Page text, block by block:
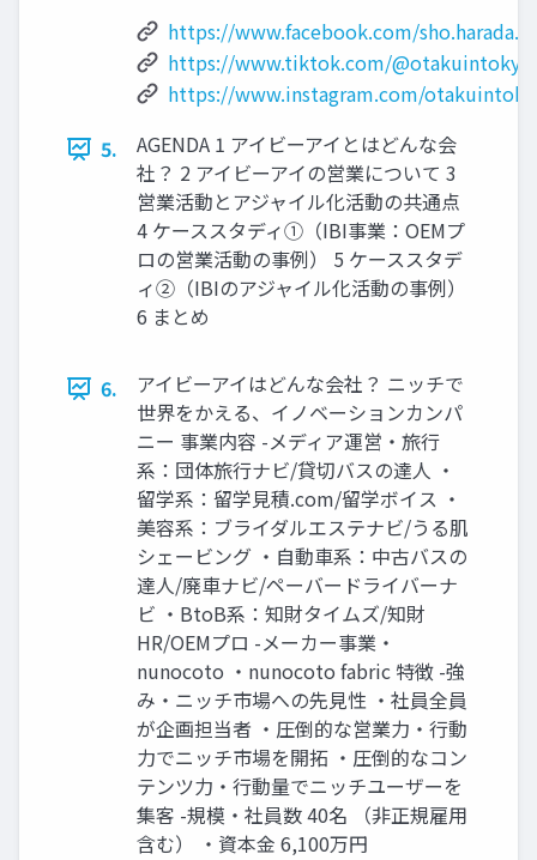
https://www.facebook.com/
https://www.tiktok.com/@otakuintokyo
https://www.instagram.com/
5.
AGENDA 1 アイビーアイとはどんな会
社？ 2 アイビーアイの営業について 3
営業活動とアジャイル化活動の共通点
4 ケーススタディ①（IBI事業：OEMプ
ロの営業活動の事例） 5 ケーススタデ
ィ②（IBIのアジャイル化活動の事例）
6 まとめ
6.
アイビーアイはどんな会社？ ニッチで
世界をかえる、イノベーションカンパ
ニー 事業内容 -メディア運営・旅⾏
系：団体旅⾏ナビ/貸切バスの達⼈ ・
留学系：留学⾒積.com/留学ボイス ・
美容系：ブライダルエステナビ/うる肌
シェービング ・⾃動⾞系：中古バスの
達⼈/廃⾞ナビ/ペーバードライバーナ
ビ ・BtoB系：知財タイムズ/知財
HR/OEMプロ -メーカー事業・
nunocoto ・nunocoto fabric 特徴 -強
み・ニッチ市場への先⾒性 ・社員全員
が企画担当者 ・圧倒的な営業⼒・⾏動
⼒でニッチ市場を開拓 ・圧倒的なコン
テンツ⼒・⾏動量でニッチユーザーを
集客 -規模・社員数 40名 （⾮正規雇⽤
含む） ・資本⾦ 6,100万円